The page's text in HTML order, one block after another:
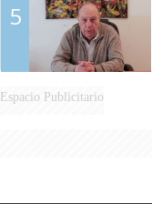
5
Espacio Publicitario